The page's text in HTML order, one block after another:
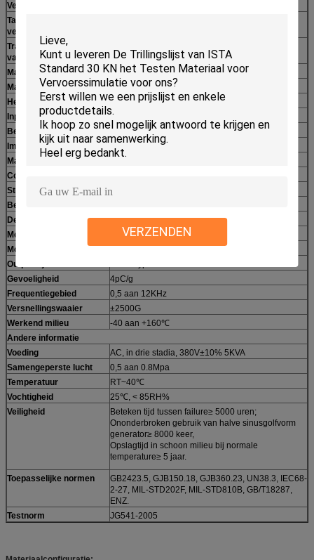
VERZENDEN
Versnellingstoelage
Tarief van snelheid
verandering
Transversale verhouding
van lijst
Materiaalafmetingen
1300×1150×2600 mm
Materiaalgewicht
2300 kg
Het meten van systeem
Inputkanalen
2 kanalen
Bemonsteringsfrequentie 192KHz
Impulsduur
0,5 aan 100ms
Max. versnelling
Communicatie interface
Steunende norm
ISO, UN38.3, mil-std-810, bepaalde gebruiker -
Besturingssysteem
De sensor van de systeemversnelling
Merk
B&W
Model
Outputwijze
Gevoeligheid
4pC/g
Frequentiegebied
0,5 aan 12KHz
Versnellingswaaier
±2500G
Werkend milieu
-40 aan +160℃
Andere informatie
Voeding
AC, in drie stadia, 380V±10% 5KVA
Samengeperste lucht
0,5 aan 0.8Mpa
Temperatuur
RT~40℃
Vochtigheid
25℃, < 85RH%
Veiligheid
Beteken tijd tussen failure≥ 5000 uren;
Ononderbroken gebruik van halve sinusgolfvorm
generator≥ 8000 keer,
Opslagtijd in schoon milieu bij normale
temperature≥ 5 jaar.
Toepasselijke normen
GB2423.5, GJB150.18, GJB360.23, UN38.3, IEC68-
2-27, MIL-STD202F, MIL-STD810B, GB/T18287,
ENZ.
Testnorm
JG541-2005